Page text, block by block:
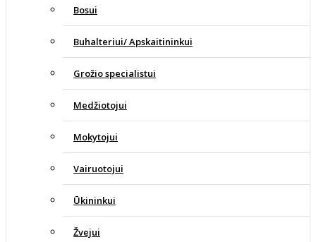
Bosui
Buhalteriui/ Apskaitininkui
Grožio specialistui
Medžiotojui
Mokytojui
Vairuotojui
Ūkininkui
Žvejui